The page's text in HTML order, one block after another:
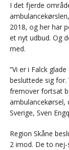
I det fjerde
2018, og her har
et nyt udbud. Og
med.
”Vi er i Falck
besluttede sig for.
fremover fortsat
ambulancekørsel,
Sverige, Sven
Region Skåne
2 imod. De to